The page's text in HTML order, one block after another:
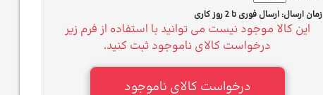
زمان ارسال: ارسال فوری تا 2 روز کاری
این کالا موجود نیست می توانید با استفاده از فرم زیر
درخواست کالای ناموجود ثبت کنید.